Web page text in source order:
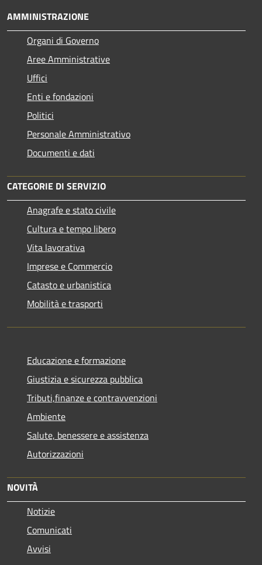
AMMINISTRAZIONE
Organi di Governo
Aree Amministrative
Uffici
Enti e fondazioni
Politici
Personale Amministrativo
Documenti e dati
CATEGORIE DI SERVIZIO
Anagrafe e stato civile
Cultura e tempo libero
Vita lavorativa
Imprese e Commercio
Catasto e urbanistica
Mobilità e trasporti
Educazione e formazione
Giustizia e sicurezza pubblica
Tributi,finanze e contravvenzioni
Ambiente
Salute, benessere e assistenza
Autorizzazioni
NOVITÀ
Notizie
Comunicati
Avvisi